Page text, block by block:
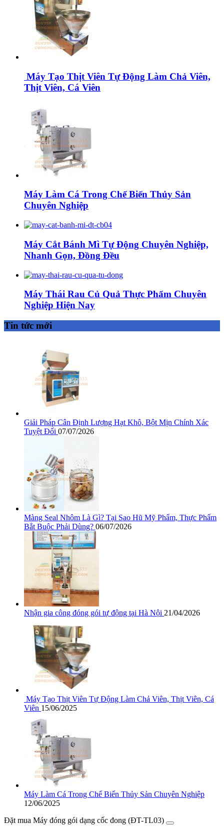
Máy Tạo Thịt Viên Tự Động Làm Chả Viên,
Thịt Viên, Cá Viên
Máy Làm Cá Trong Chế Biến Thủy Sản
Chuyên Nghiệp
Máy Cắt Bánh Mì Tự Động Chuyên Nghiệp,
Nhanh Gọn, Đồng Đều
Máy Thái Rau Củ Quả Thực Phẩm Chuyên
Nghiệp Hiện Nay
Tin tức mới
Giải Pháp Cân Định Lượng Hạt Khô, Bột Mịn Chính Xác
Tuyệt Đối 07/07/2026
Màng Seal Nhôm Là Gì? Tại Sao Hũ Mỹ Phẩm, Thực Phẩm
Bắt Buộc Phải Dùng? 06/07/2026
Nhận gia công đóng gói tự động tại Hà Nội 21/04/2026
Máy Tạo Thịt Viên Tự Động Làm Chả Viên, Thịt Viên, Cá
Viên 15/06/2025
Máy Làm Cá Trong Chế Biến Thủy Sản Chuyên Nghiệp
12/06/2025
Đặt mua Máy đóng gói dạng cốc đong (ĐT-TL03)